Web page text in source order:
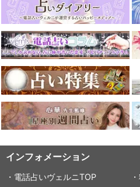
インフォメーション
・電話占いヴェルニTOP